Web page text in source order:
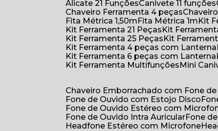
Alicate 21 Funções
Canivete 11 funções
Chaveiro Ferramenta 4 peças
Fita Métrica 1,50m
Fita Métrica 1m Kit
Kit Ferramenta 21 Peças
Kit
Kit Ferramenta 25 Peças
Kit
Kit Ferramenta 4 peças com Lanterna
Kit Ferramenta 6 peças com Lanterna
Kit Ferramenta Multifunções
Mini
Chaveiro Emborrachado com Fone
Fone de Ouvido com Estojo Disco
Fone de Ouvido Estéreo com
Fone de Ouvido Intra Auricular Fone
Headfone Estéreo com Microfone